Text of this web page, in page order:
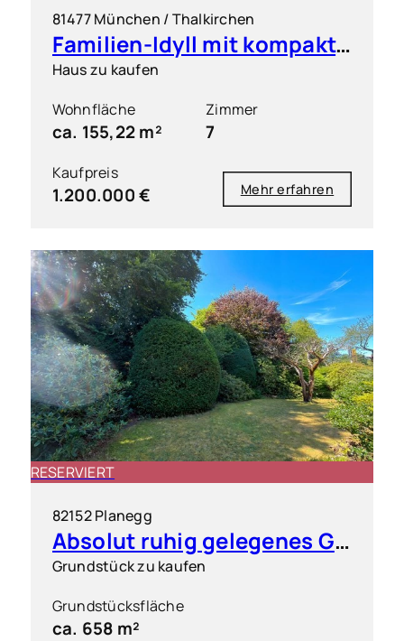
81477 München / Thalkirchen
Familien-Idyll mit kompakter Einliegerwohnung & großem Garten
Haus zu kaufen
Wohnfläche
ca. 155,22 m²
Zimmer
7
Kaufpreis
1.200.000 € Mehr erfahren
RESERVIERT
82152 Planegg
Absolut ruhig gelegenes Grundstück in exklusiver Wohnlage
Grundstück zu kaufen
Grundstücksfläche
ca. 658 m²